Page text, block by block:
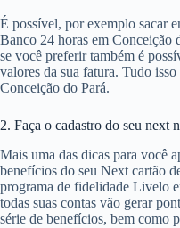
É possível, por exemplo sacar
Banco 24 horas em Conceição
se você preferir também é
valores da sua fatura. Tudo
Conceição do Pará.
2. Faça o cadastro do seu next
Mais uma das dicas para você
benefícios do seu Next cartão
programa de fidelidade Livelo
todas suas contas vão gerar
série de benefícios, bem como